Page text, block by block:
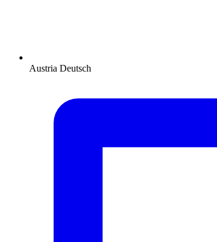
Austria Deutsch